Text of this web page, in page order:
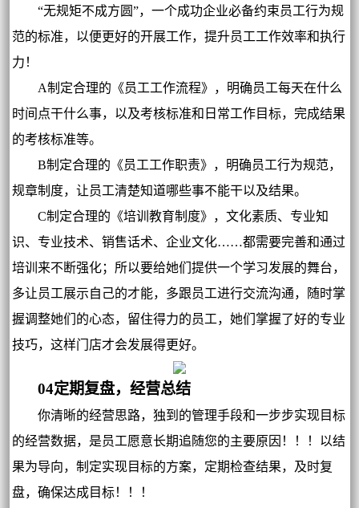
“无规矩不成方圆”，一个成功企业必备约束员工行为规
范的标准，以便更好的开展工作，提升员工工作效率和执行
力！
A制定合理的《员工工作流程》，明确员工每天在什么
时间点干什么事，以及考核标准和日常工作目标，完成结果
的考核标准等。
B制定合理的《员工工作职责》，明确员工行为规范，
规章制度，让员工清楚知道哪些事不能干以及结果。
C制定合理的《培训教育制度》，文化素质、专业知
识、专业技术、销售话术、企业文化……都需要完善和通过
培训来不断强化；所以要给她们提供一个学习发展的舞台，
多让员工展示自己的才能，多跟员工进行交流沟通，随时掌
握调整她们的心态，留住得力的员工，她们掌握了好的专业
技巧，这样门店才会发展得更好。
04定期复盘，经营总结
你清晰的经营思路，独到的管理手段和一步步实现目标
的经营数据，是员工愿意长期追随您的主要原因！！！以结
果为导向，制定实现目标的方案，定期检查结果，及时复
盘，确保达成目标！！！